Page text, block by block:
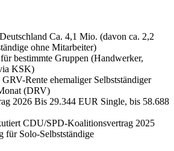
Ca. 4,1 Mio. (davon ca. 2,2
ohne Mitarbeiter)
bestimmte Gruppen (Handwerker,
KSK)
Rente ehemaliger Selbstständiger
(DRV)
2026 Bis 29.344 EUR Single, bis 58.688
CDU/SPD-Koalitionsvertrag 2025
für Solo-Selbstständige